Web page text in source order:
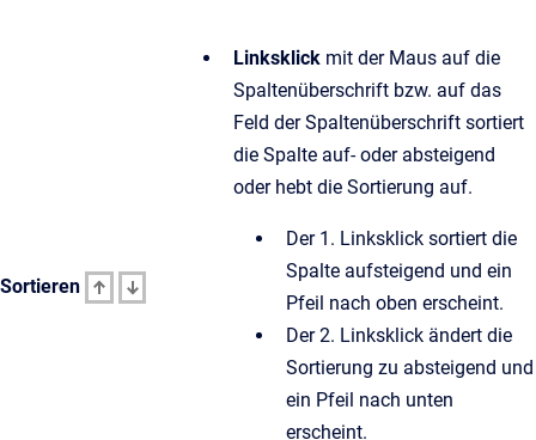
Sortieren
Linksklick mit der Maus auf die
Spaltenüberschrift bzw. auf das
Feld der Spaltenüberschrift sortiert
die Spalte auf- oder absteigend
oder hebt die Sortierung auf.
Der 1. Linksklick sortiert die
Spalte aufsteigend und ein
Pfeil nach oben erscheint.
Der 2. Linksklick ändert die
Sortierung zu absteigend und
ein Pfeil nach unten
erscheint.